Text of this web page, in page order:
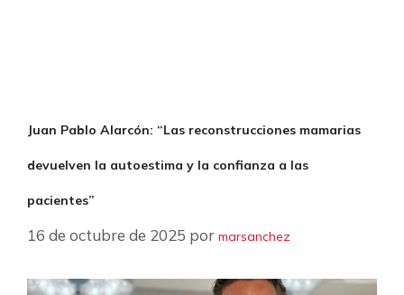
Juan Pablo Alarcón: “Las reconstrucciones mamarias
devuelven la autoestima y la confianza a las
pacientes”
16 de octubre de 2025 por marsanchez